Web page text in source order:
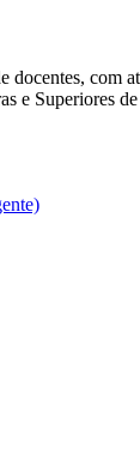
com
e Superiores